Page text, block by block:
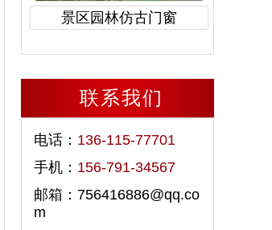
景区园林仿古门窗
联系我们
电话： 136-115-77701
手机： 156-791-34567
邮箱：756416886@qq.co
m